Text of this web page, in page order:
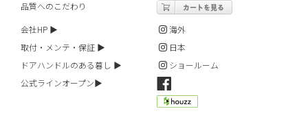
品質へのこだわり
会社HP ▶︎
取付・メンテ・保証 ▶︎
ドアハンドルのある暮し ▶︎
公式ラインオープン▶︎
海外
日本
ショールーム